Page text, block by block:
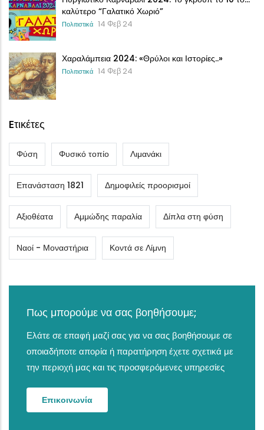
καλύτερο “Γαλατικό Χωριό”
Πολιτιστικά 14 Φεβ 24
Χαραλάμπεια 2024: «Θρύλοι και Ιστορίες..»
Πολιτιστικά 14 Φεβ 24
Eτικέτες
Φύση Φυσικό τοπίο Λιμανάκι
Επανάσταση 1821 Δημοφιλείς προορισμοί
Αξιοθέατα Αμμώδης παραλία Δίπλα στη φύση
Ναοί - Μοναστήρια Κοντά σε Λίμνη
Πως μπορούμε να σας βοηθήσουμε;
Ελάτε σε επαφή μαζί σας για να σας βοηθήσουμε σε
οποιαδήποτε απορία ή παρατήρηση έχετε σχετικά με
την περιοχή μας και τις προσφερόμενες υπηρεσίες
Επικοινωνία